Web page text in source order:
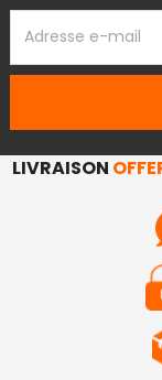
EMAIL
LIVRAISON